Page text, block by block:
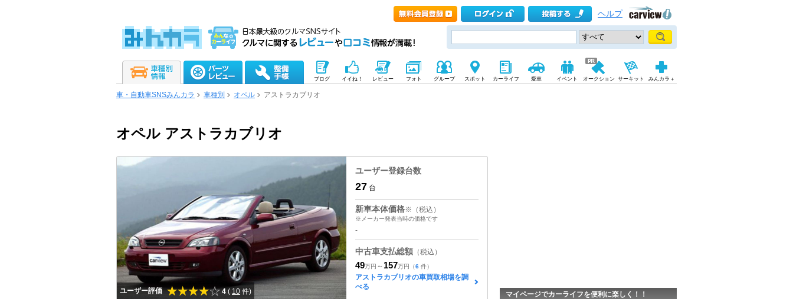
ヘルプ
ブログ イイね！ レビュー フォト グループ スポット カーライフ 愛車 イベント オークション サーキット みんカラ＋
車・自動車SNSみんカラ 車種別 オペル アストラカブリオ
オペル アストラカブリオ
ユーザー評価 4 (10 件)
ユーザー登録台数
27 台
新車本体価格※（税込）
※メーカー発表当時の価格です
-
中古車支払総額 （税込）
49万円 ～ 157万円 （6 件）
アストラカブリオの車買取相場を調
べる
マイページでカーライフを便利に楽しく！！